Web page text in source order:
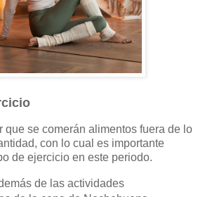
que se comerán alimentos fuera de lo
con lo cual es importante
de ejercicio en este periodo.
de las actividades